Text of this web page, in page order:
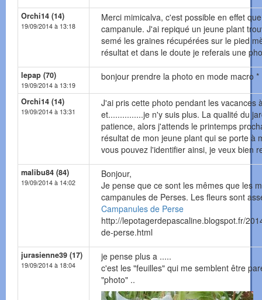
Orchi14 (14)
19/09/2014 à 13:18
Merci mimicalva, c'est possible en effet
campanule. J'ai repiqué un jeune plant
semé les graines récupérées sur le pied
résultat et dans le doute je referais une
lepap (70)
19/09/2014 à 13:19
bonjour prendre la photo en mode macro *
Orchi14 (14)
19/09/2014 à 13:31
J'ai pris cette photo pendant les vacances
et...............je n'y suis plus. La qualité du
patience, alors j'attends le printemps
résultat de mon jeune plant qui se porte à
vous pouvez l'identifier ainsi, je veux bien
malibu84 (84)
19/09/2014 à 14:02
Bonjour,
Je pense que ce sont les mêmes que les
campanules de Perses. Les fleurs sont
Campanules de Perse
http://lepotagerdepascaline.blogspot.fr/
de-perse.html
jurasienne39 (17)
19/09/2014 à 18:04
je pense plus a .....
c'est les "feuilles" qui me semblent être
"photo" ..